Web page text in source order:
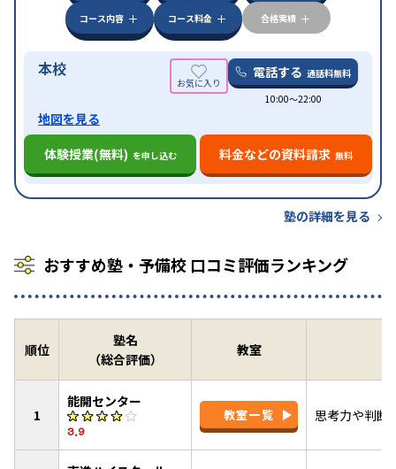
コース内容
コース料金 合格実績
本校 電話する 通話料無料
10:00〜22:00
地図を見る
体験授業(無料) を申し込む 料金などの資料請求 無料
塾の詳細を見る
おすすめ塾・予備校 口コミ評価ランキング
順位
塾名
（総合評価）
教室
1
能開センター
3.9
教室一覧 思考力や判断